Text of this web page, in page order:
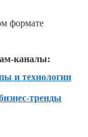
формате
каналы:
и технологии
тренды